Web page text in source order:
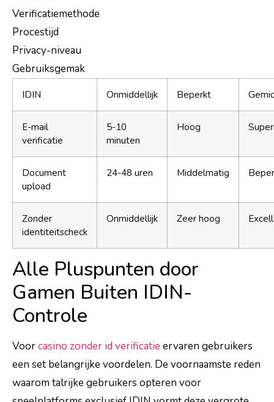
Verificatiemethode
Procestijd
Privacy-niveau
Gebruiksgemak
IDIN Onmiddellijk Beperkt
E-mail
verificatie
5-10
minuten
Hoog
Document
upload
24-48 uren Middelmatig
Zonder
identiteitscheck
Onmiddellijk Zeer hoog
Alle Pluspunten door
Gamen Buiten IDIN-
Controle
Voorcasino zonder id verificatie ervaren gebruikers
een set belangrijke voordelen. De voornaamste reden
waarom talrijke gebruikers opteren voor